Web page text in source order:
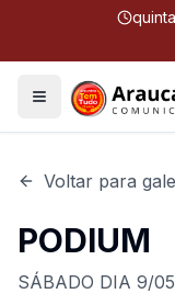
Menu
Voltar para
PODIUM
SÁBADO DIA 9/